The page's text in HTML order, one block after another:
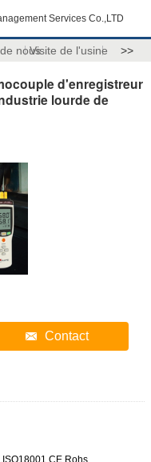
Services Co.,LTD
nousVisite de l'usine >>
d'enregistreur
lourde de
Contact
CE Rohs